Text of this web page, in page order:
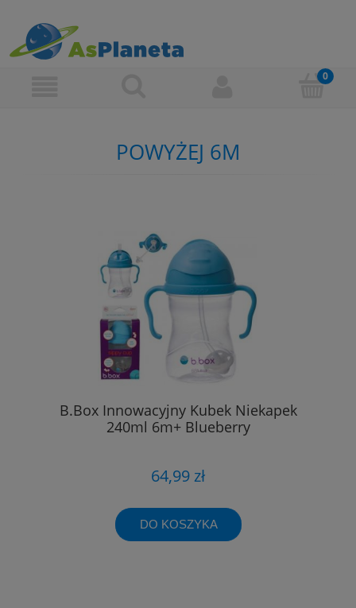
POWYŻEJ 6M
B.Box Innowacyjny Kubek Niekapek
240ml 6m+ Blueberry
64,99 zł
DO KOSZYKA